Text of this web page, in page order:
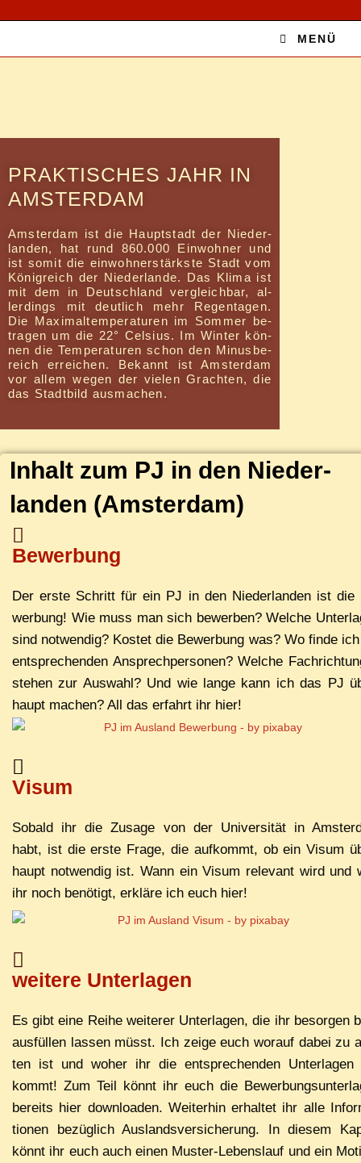
MENÜ
PRAK­TI­SCHES JAHR IN
AMSTERDAM
Ams­ter­dam ist die Haupt­stadt der Nie­der­
lan­den, hat rund 860.000 Ein­woh­ner und
ist so­mit die ein­woh­ner­stärks­te Stadt vom
Kö­nig­reich der Nie­der­lan­de. Das Kli­ma ist
mit dem in Deutsch­land ver­gleich­bar, al­
ler­dings mit deut­lich mehr Re­gen­ta­gen.
Die Ma­xi­mal­tem­pe­ra­tu­ren im Som­mer be­
tra­gen um die 22° Cel­si­us. Im Win­ter kön­
nen die Tem­pe­ra­tu­ren schon den Mi­nus­be­
reich er­rei­chen. Be­kannt ist Ams­ter­dam
vor al­lem we­gen der vie­len Grach­ten, die
das Stadt­bild ausmachen.
In­halt zum PJ in den Nie­der­
lan­den (Ams­ter­dam)
Bewerbung
Der ers­te Schritt für ein PJ in den Nie­der­lan­den ist
wer­bung! Wie muss man sich be­wer­ben? Wel­che
sind not­wen­dig? Kos­tet die Be­wer­bung was? Wo fin­de
ent­spre­chen­den An­sprech­per­so­nen? Wel­che
ste­hen zur Aus­wahl? Und wie lan­ge kann ich das PJ
haupt ma­chen? All das er­fahrt ihr hier!
Visum
So­bald ihr die Zu­sa­ge von der Uni­ver­si­tät in
habt, ist die ers­te Fra­ge, die auf­kommt, ob ein Vi­sum
haupt not­wen­dig ist. Wann ein Vi­sum re­le­vant wird und
ihr noch be­nö­tigt, er­klä­re ich euch hier!
wei­te­re Unterlagen
Es gibt ei­ne Rei­he wei­te­rer Un­ter­la­gen, die ihr be­sor­gen
aus­fül­len las­sen müsst. Ich zei­ge euch wor­auf da­bei zu
ten ist und wo­her ihr die ent­spre­chen­den
kommt! Zum Teil könnt ihr euch die
be­reits hier down­loa­den. Wei­ter­hin er­hal­tet ihr al­le
tio­nen be­züg­lich Aus­lands­ver­si­che­rung. In die­sem
könnt ihr euch auch ei­nen Mus­ter-Le­bens­lauf und ein